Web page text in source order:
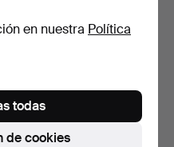
de tubería EP,
bolsa original con
incluidas.
en nuestra Política
de cookies
todas